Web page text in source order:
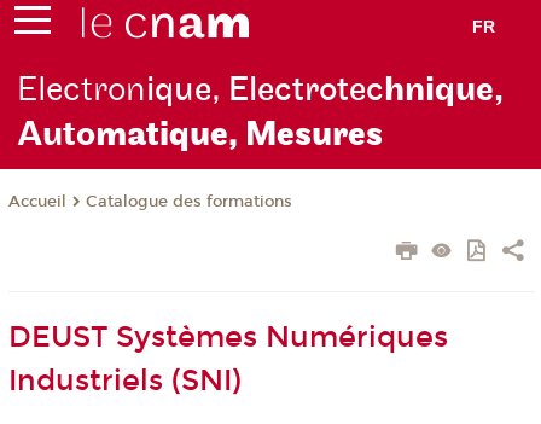
FR
Electronique, Electrotechnique,
Automatique, Mesures
Accueil Catalogue des formations
DEUST Systèmes Numériques
Industriels (SNI)